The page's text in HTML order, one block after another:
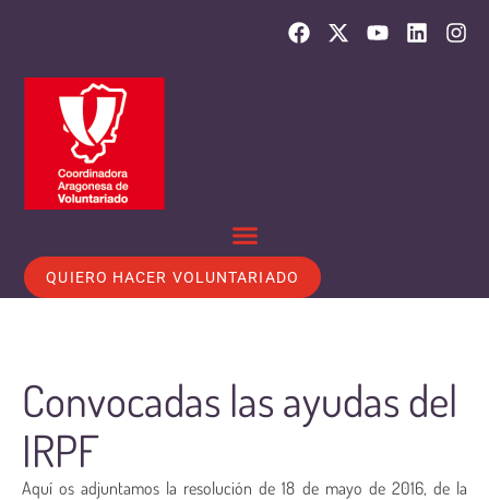
QUIERO HACER VOLUNTARIADO
Convocadas las ayudas del
IRPF
Aquí os adjuntamos la resolución de 18 de mayo de 2016, de la